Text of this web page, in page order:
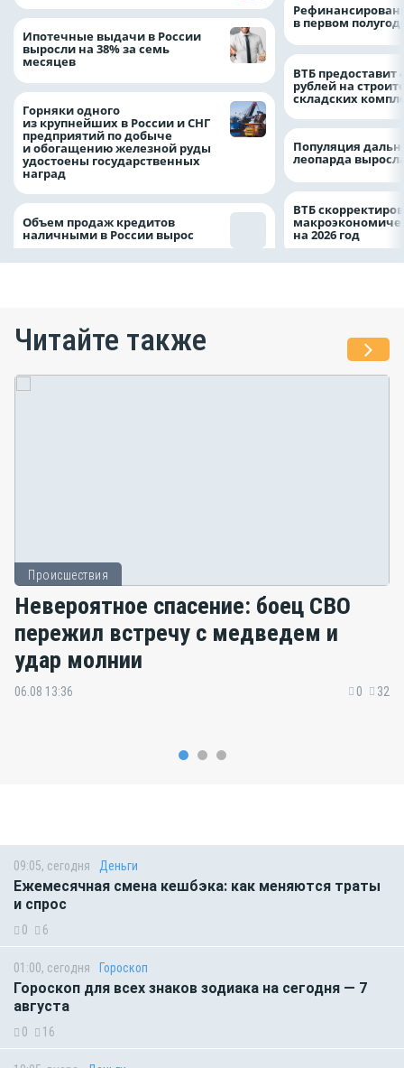
Ипотечные выдачи в России
выросли на 38% за семь
месяцев
Горняки одного
из крупнейших в России и СНГ
предприятий по добыче
и обогащению железной руды
удостоены государственных
наград
Объем продаж кредитов
наличными в России вырос
в первом
ВТБ предоставит
рублей на
складских
Популяция
леопарда
ВТБ
на 2026 год
Читайте также
Происшествия
Невероятное спасение: боец СВО
пережил встречу с медведем и
удар молнии
06.08 13:36 0 32
09:05, сегодня Деньги
Ежемесячная смена кешбэка: как меняются траты
и спрос
0 6
01:00, сегодня Гороскоп
Гороскоп для всех знаков зодиака на сегодня — 7
августа
0 16